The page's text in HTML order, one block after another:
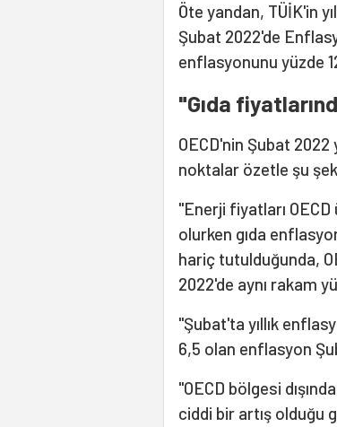
Öte yandan, TÜİK'in
Şubat 2022'de
enflasyonunu yüzde
"Gıda
OECD'nin Şubat
noktalar özetle şu
"Enerji fiyatları
olurken gıda
hariç tutulduğunda,
2022'de aynı rakam
"Şubat'ta yıllık
6,5 olan enflasyon
"OECD bölgesi
ciddi bir artış olduğu